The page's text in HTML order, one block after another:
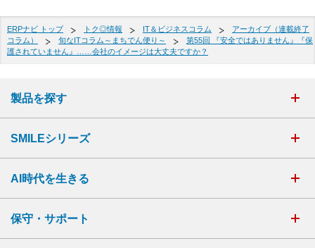
ERPナビ トップ トク◎情報 IT＆ビジネスコラム
アーカイブ（連載終了
コラム）
旬なITコラム～まちでん便り～
第55回 『安全ではありません』『保
護されていません』……会社のイメージは大丈夫ですか？
製品を探す
SMILEシリーズ
AI時代を生きる
保守・サポート